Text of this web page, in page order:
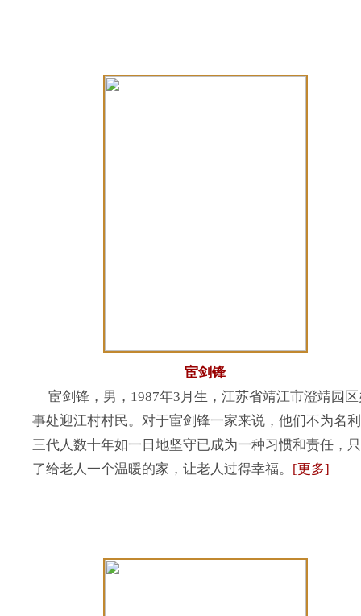
宦剑锋
宦剑锋，男，1987年3月生，江苏省靖江市澄靖园
事处迎江村村民。对于宦剑锋一家来说，他们不为名
三代人数十年如一日地坚守已成为一种习惯和责任，
了给老人一个温暖的家，让老人过得幸福。 [更多]